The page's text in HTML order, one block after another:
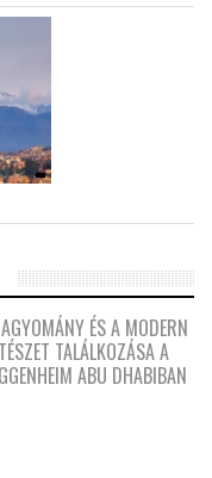
ÉS A MODERN
TALÁLKOZÁSA A
ABU DHABIBAN